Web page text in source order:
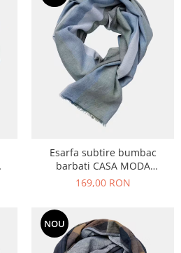
Esarfa subtire bumbac
barbati CASA MODA
verde/albastru dungi late
169,00 RON
NOU